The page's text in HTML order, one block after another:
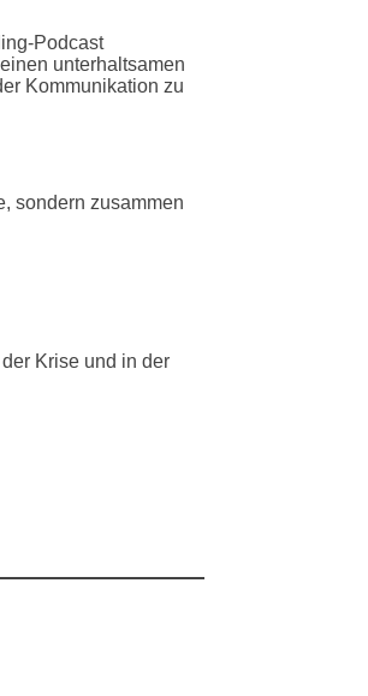
Podcast
unterhaltsamen
Kommunikation zu
sondern zusammen
Krise und in der